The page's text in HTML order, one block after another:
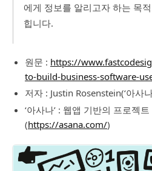
에게 정보를 알리고자 하는 목
힙니다.
원문 : https://
to-build-business-software-
저자 : Justin Rosenstein(‘아사
‘아사나’ : 웹앱 기반의 프로젝
(https://asana.com/)